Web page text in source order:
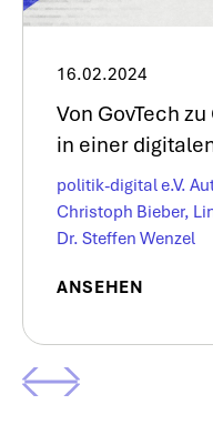
16.02.2024
Von GovTech
in einer
politik-digital e.V.
Christoph Bieber,
Dr. Steffen Wenzel
ANSEHEN